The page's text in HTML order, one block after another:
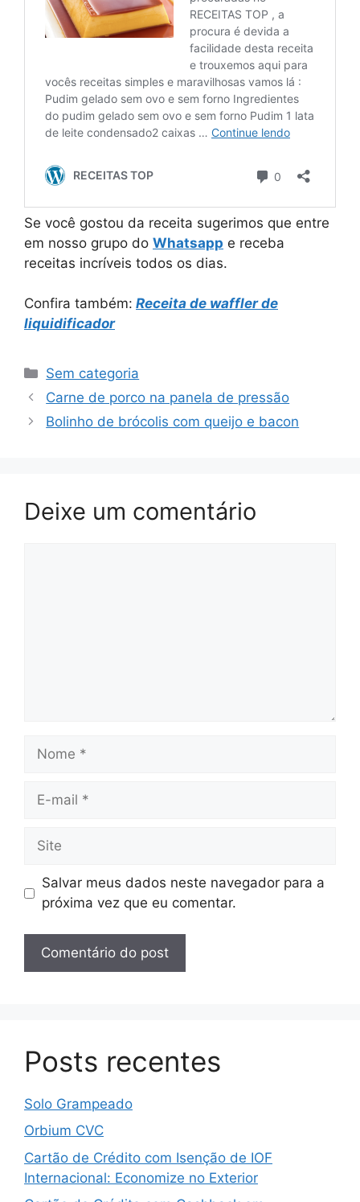
Se você gostou da receita sugerimos que entre
em nosso grupo do Whatsapp e receba
receitas incríveis todos os dias.
Confira também: Receita de waffler de
liquidificador
Categorias
Sem categoria
Carne de porco na panela de pressão
Bolinho de brócolis com queijo e bacon
Deixe um comentário
Nome
Site
Salvar meus dados neste navegador para a
próxima vez que eu comentar.
Posts recentes
Solo Grampeado
Orbium CVC
Cartão de Crédito com Isenção de IOF
Internacional: Economize no Exterior